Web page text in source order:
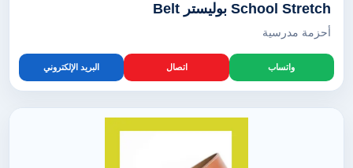
School Stretch بوليستر Belt
أحزمة مدرسية
واتساب اتصال البريد الإلكتروني